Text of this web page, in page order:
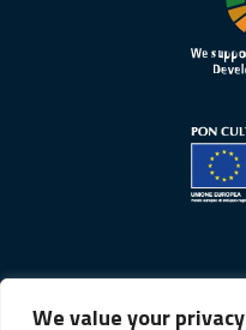
We value your privacy